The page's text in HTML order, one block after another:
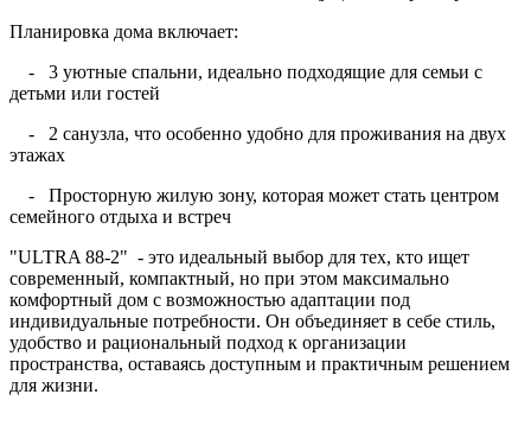
Планировка дома включает:
- 3 уютные спальни, идеально подходящие для семьи с
детьми или гостей
- 2 санузла, что особенно удобно для проживания на двух
этажах
- Просторную жилую зону, которая может стать центром
семейного отдыха и встреч
"ULTRA 88-2" - это идеальный выбор для тех, кто ищет
современный, компактный, но при этом максимально
комфортный дом с возможностью адаптации под
индивидуальные потребности. Он объединяет в себе стиль,
удобство и рациональный подход к организации
пространства, оставаясь доступным и практичным решением
для жизни.